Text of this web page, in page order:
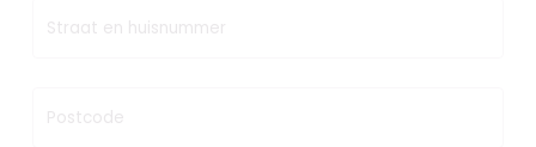
Straat en huisnummer
Postcode